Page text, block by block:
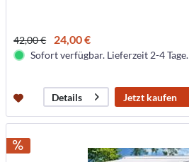
42,00 € 24,00 €
Sofort verfügbar. Lieferzeit 2-4 Tage.
Details Jetzt kaufen